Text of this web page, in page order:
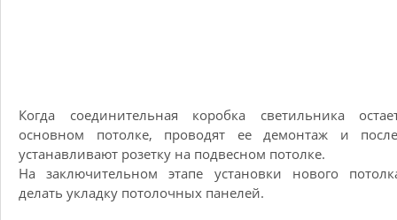
Когда соединительная коробка светильника
основном потолке, проводят ее демонтаж и
устанавливают розетку на подвесном потолке.
На заключительном этапе установки нового
делать укладку потолочных панелей.